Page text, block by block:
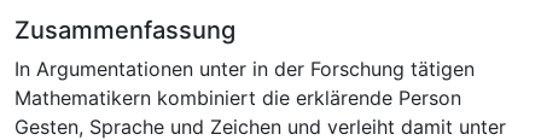
Zusammenfassung
In Argumentationen unter in der Forschung tätigen
Mathematikern kombiniert die erklärende Person
Gesten, Sprache und Zeichen und verleiht damit unter